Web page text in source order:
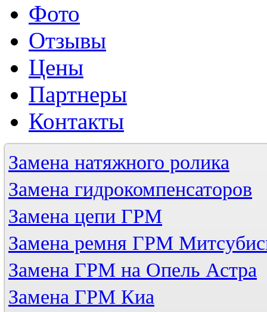
Фото
Отзывы
Цены
Партнеры
Контакты
Замена натяжного ролика
Замена гидрокомпенсаторов
Замена цепи ГРМ
Замена ремня ГРМ
Замена ГРМ на Опель Астра
Замена ГРМ Киа